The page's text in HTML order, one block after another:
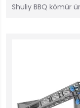
Shuliy BBQ kömür